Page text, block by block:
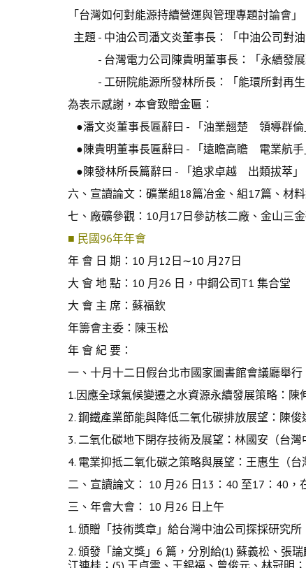
「台灣如何對能源持續營運與管理專題討論會
主題 - 中油公司潘文炎董事長：「中油公司對油
- 台灣電力公司陳貴明董事長：「永續發展
- 工研院能源所發林所長：「能環所對再生
為表示感謝，本會致贈金匾：
●潘文炎董事長匾辭曰 - 「油業翹楚 領導群倫
●陳貴明董事長匾辭曰 - 「遠瞻高瞻 電業航手
●陳發林所長篇辭曰 - 「追求卓越 出類拔萃」
六、宣讀論文：礦業組18篇冶金、組17篇、材
七、廠礦參觀：10月17日參訪核二廠、金山三
■ 民國96年年會
年 會 日 期：10 月12日∼10 月27日
大 會 地 點：10 月26 日，中鋼公司T1 集合堂
大 會 主 席：蘇福欽
年籌會主委：陳玉松
年 會 紀 要：
一、十月十二日假台北市國家圖書館會議廳舉
1.因應全球氣候變遷之水資源永續發展策略：陳
2. 鋼鐵產業節能與降低二氧化碳排放展望：陳俊
3. 二氧化碳地下閉存技術及展望：林國安（台灣
4. 電業抑抵二氧化碳之策略與展望：王惠生（台
二、宣讀論文： 10 月26 日13：40 至17：40
三、年會大會： 10 月26 日上午
1. 頒贈「技術獎章」給台灣中油公司探採研究所
2. 頒發「論文獎」6 篇，分別給(1) 蘇義松、張
江連桂；(5) 王貞雲、王錫福、曾俊元、林冠明